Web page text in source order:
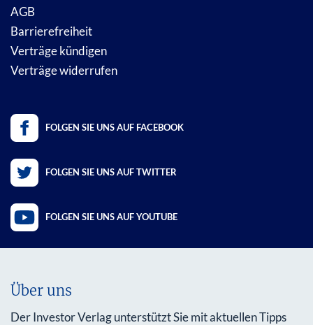
AGB
Barrierefreiheit
Verträge kündigen
Verträge widerrufen
FOLGEN SIE UNS AUF FACEBOOK
FOLGEN SIE UNS AUF TWITTER
FOLGEN SIE UNS AUF YOUTUBE
Über uns
Der Investor Verlag unterstützt Sie mit aktuellen Tipps